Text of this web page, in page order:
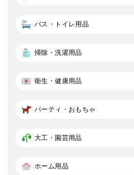
バス・トイレ用品
掃除・洗濯用品
衛生・健康用品
パーティ・おもちゃ
大工・園芸用品
ホーム用品